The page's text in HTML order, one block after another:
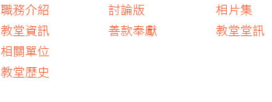
職務介紹
教堂資訊
​相關單位
​教堂歷史
討論版
善款奉獻
相片集
教堂堂訊